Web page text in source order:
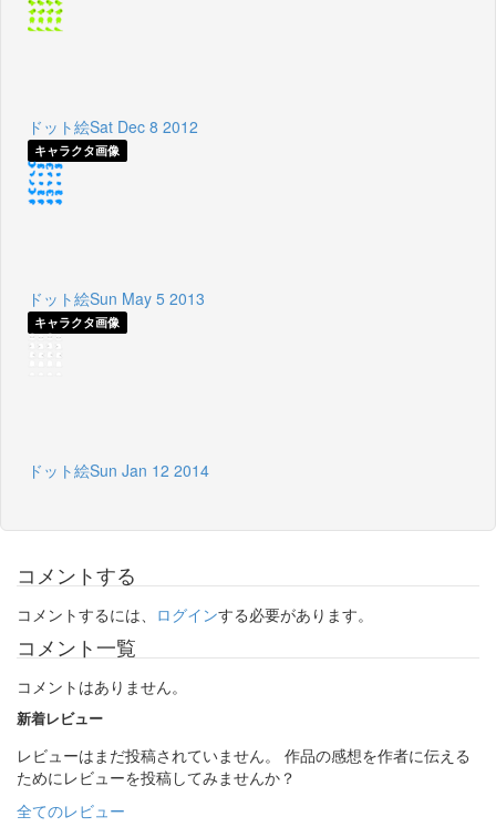
ドット絵Sat Dec 8 2012
キャラクタ画像
ドット絵Sun May 5 2013
キャラクタ画像
ドット絵Sun Jan 12 2014
コメントする
コメントするには、 ログインする必要があります。
コメント一覧
コメントはありません。
新着レビュー
レビューはまだ投稿されていません。 作品の感想を作者に伝える
ためにレビューを投稿してみませんか？
全てのレビュー